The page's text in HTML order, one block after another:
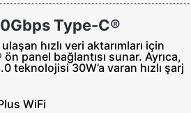
Type-C®
hızlı veri aktarımları için
panel bağlantısı sunar. Ayrıca,
teknolojisi 30W’a varan hızlı şarj